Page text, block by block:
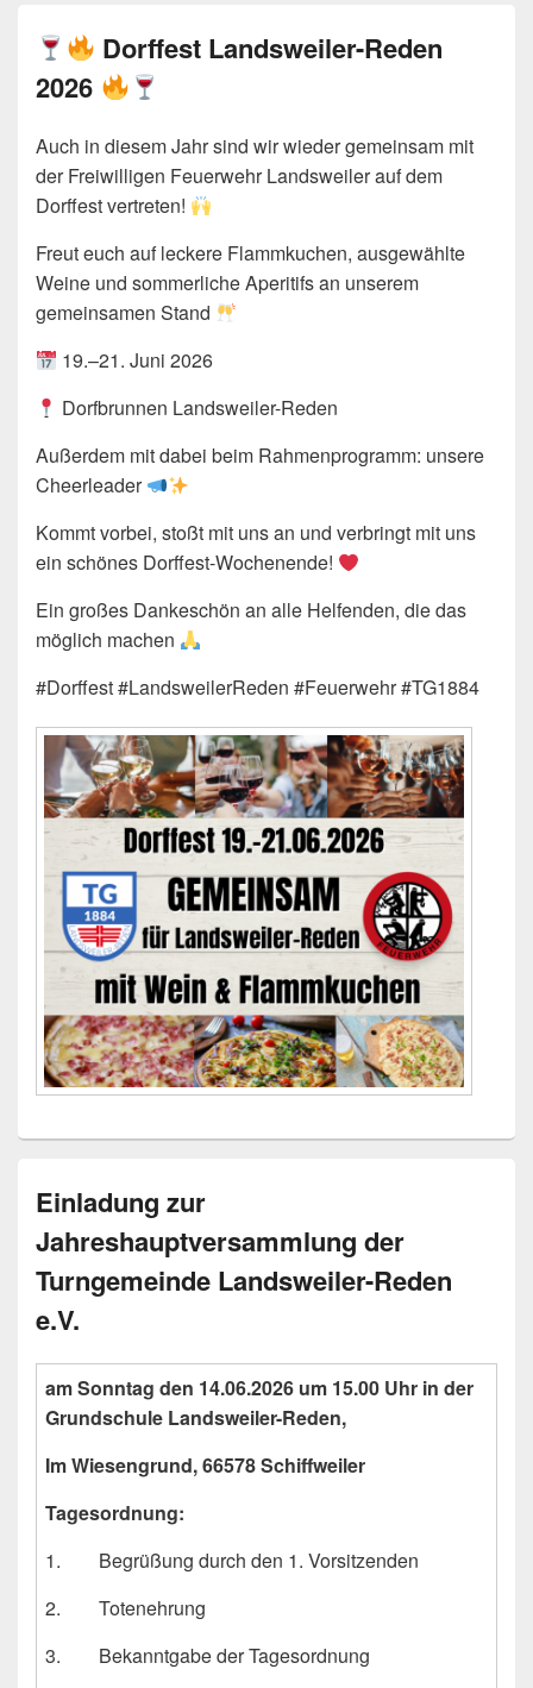
Dorffest Landsweiler-Reden
2026
Auch in diesem Jahr sind wir wieder gemeinsam mit
der Freiwilligen Feuerwehr Landsweiler auf dem
Dorffest vertreten!
Freut euch auf leckere Flammkuchen, ausgewählte
Weine und sommerliche Aperitifs an unserem
gemeinsamen Stand
19.–21. Juni 2026
Dorfbrunnen Landsweiler-Reden
Außerdem mit dabei beim Rahmenprogramm: unsere
Cheerleader
Kommt vorbei, stoßt mit uns an und verbringt mit uns
ein schönes Dorffest-Wochenende!
Ein großes Dankeschön an alle Helfenden, die das
möglich machen
#Dorffest #LandsweilerReden #Feuerwehr #TG1884
Einladung zur
Jahreshauptversammlung der
Turngemeinde Landsweiler-Reden
e.V.
am Sonntag den 14.06.2026 um 15.00 Uhr in der
Grundschule Landsweiler-Reden,
Im Wiesengrund, 66578 Schiffweiler
Tagesordnung:
1. Begrüßung durch den 1. Vorsitzenden
2. Totenehrung
3. Bekanntgabe der Tagesordnung